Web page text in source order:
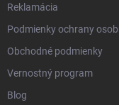
Reklamácia
Podmienky ochrany
Obchodné podmienky
Vernostný program
Blog